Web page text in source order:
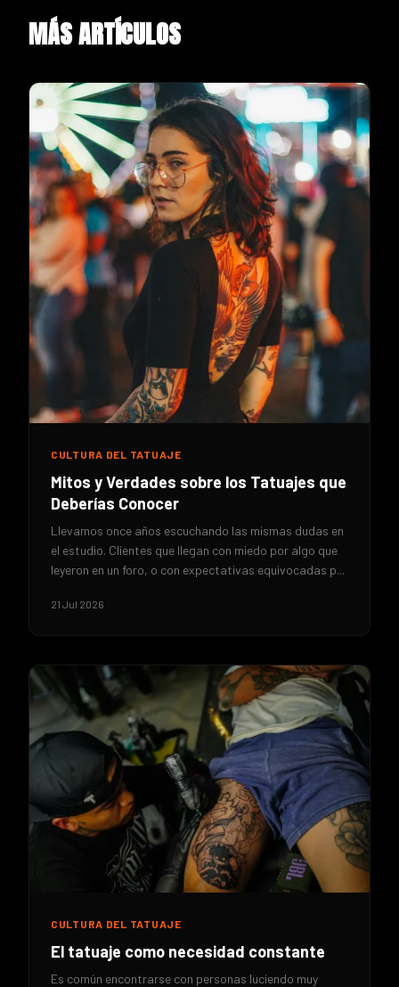
MÁS ARTÍCULOS
CULTURA DEL TATUAJE
Mitos y Verdades sobre los Tatuajes que
Deberías Conocer
Llevamos once años escuchando las mismas dudas en
el estudio. Clientes que llegan con miedo por algo que
leyeron en un foro, o con expectativas equivocadas p...
21 Jul 2026
CULTURA DEL TATUAJE
El tatuaje como necesidad constante
Es común encontrarse con personas luciendo muy